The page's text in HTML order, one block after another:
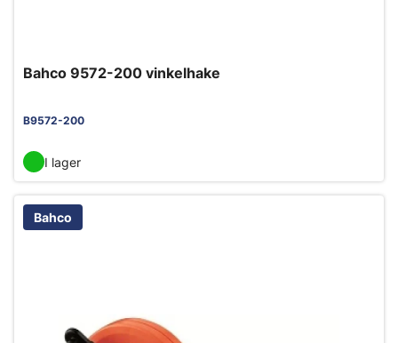
Bahco 9572-200 vinkelhake
B9572-200
I lager
Bahco